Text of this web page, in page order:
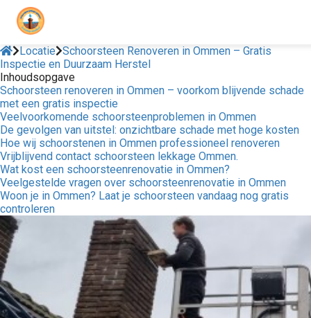
Locatie Schoorsteen Renoveren in Ommen – Gratis
Inspectie en Duurzaam Herstel
Inhoudsopgave
Schoorsteen renoveren in Ommen – voorkom blijvende schade
met een gratis inspectie
Veelvoorkomende schoorsteenproblemen in Ommen
De gevolgen van uitstel: onzichtbare schade met hoge kosten
Hoe wij schoorstenen in Ommen professioneel renoveren
Vrijblijvend contact schoorsteen lekkage Ommen.
Wat kost een schoorsteenrenovatie in Ommen?
Veelgestelde vragen over schoorsteenrenovatie in Ommen
Woon je in Ommen? Laat je schoorsteen vandaag nog gratis
controleren